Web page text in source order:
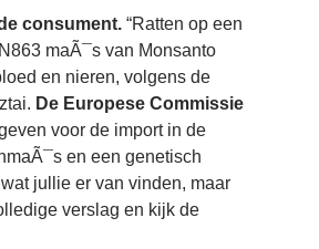
consument. “Ratten op een
maÃ¯s van Monsanto
en nieren, volgens de
De Europese Commissie
voor de import in de
en een genetisch
jullie er van vinden, maar
verslag en kijk de